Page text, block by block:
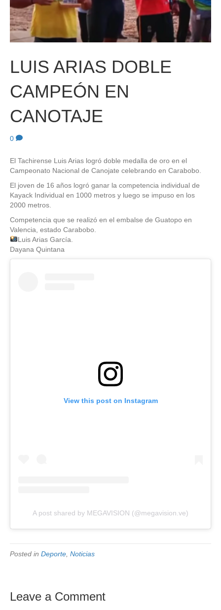
LUIS ARIAS DOBLE
CAMPEÓN EN
CANOTAJE
0
El Tachirense Luis Arias logró doble medalla de oro en el
Campeonato Nacional de Canojate celebrando en Carabobo.
El joven de 16 años logró ganar la competencia individual de
Kayack Individual en 1000 metros y luego se impuso en los
2000 metros.
Competencia que se realizó en el embalse de Guatopo en
Valencia, estado Carabobo.
Luis Arias García.
Dayana Quintana
View this post on Instagram
A post shared by MEGAVISION (@megavision.ve)
Posted in Deporte Noticias
Leave a Comment